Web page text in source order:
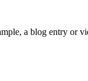
a blog entry or